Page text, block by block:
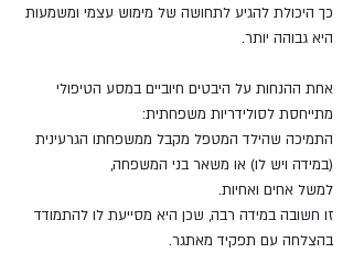
כך היכולת להגיע לתחושה של מימוש עצמי ומשמעות
היא גבוהה יותר.
אחת ההנחות על היבטים חיוביים במסע הטיפולי
מתייחסת לסולידריות משפחתית:
התמיכה שהילד המטפל מקבל ממשפחתו הגרעינית
(במידה ויש לו) או משאר בני המשפחה,
למשל אחים ואחיות.
זו חשובה במידה רבה, שכן היא מסייעת לו להתמודד
בהצלחה עם תפקיד מאתגר.